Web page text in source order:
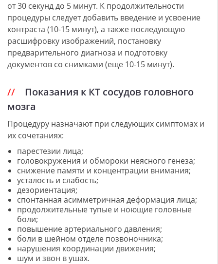
от 30 секунд до 5 минут. К продолжительности
процедуры следует добавить введение и усвоение
контраста (10-15 минут), а также последующую
расшифровку изображений, постановку
предварительного диагноза и подготовку
документов со снимками (еще 10-15 минут).
Показания к КТ сосудов головного
мозга
Процедуру назначают при следующих симптомах и
их сочетаниях:
парестезии лица;
головокружения и обмороки неясного генеза;
снижение памяти и концентрации внимания;
усталость и слабость;
дезориентация;
спонтанная асимметричная деформация лица;
продолжительные тупые и ноющие головные
боли;
повышение артериального давления;
боли в шейном отделе позвоночника;
нарушения координации движения;
шум и звон в ушах.